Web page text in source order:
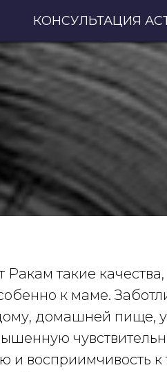
КОНСУЛЬТАЦИЯ
Ракам такие
к маме.
домашней пище,
и восприимчивость